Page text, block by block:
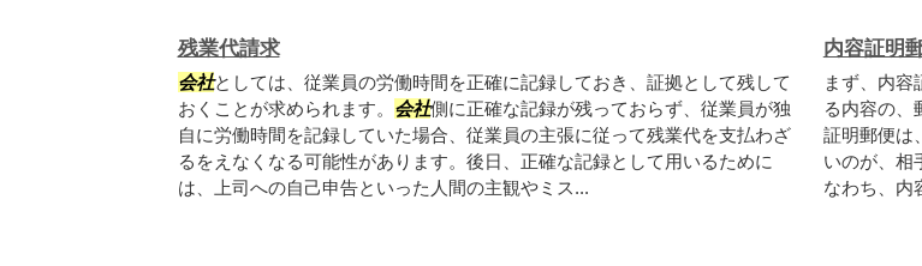
残業代請求
会社としては、従業員の労働時間を正確に記録しておき、証拠として残して
おくことが求められます。 会社側に正確な記録が残っておらず、従業員が独
自に労働時間を記録していた場合、従業員の主張に従って残業代を支払わざ
るをえなくなる可能性があります。後日、正確な記録として用いるために
は、上司への自己申告といった人間の主観やミス...
内容証明
まず、内容
る内容の、
証明郵便は
いのが、相
なわち、内